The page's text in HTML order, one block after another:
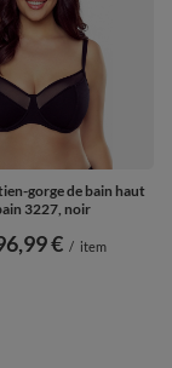
gorge de bain haut
3227, noir
le bas
€ / item